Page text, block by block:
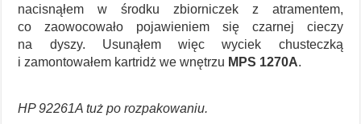
nacisnąłem w środku zbiorniczek z atramentem,
co zaowocowało pojawieniem się czarnej cieczy
na dyszy. Usunąłem więc wyciek chusteczką
i zamontowałem kartridż we wnętrzu MPS 1270A.
HP 92261A tuż po rozpakowaniu.